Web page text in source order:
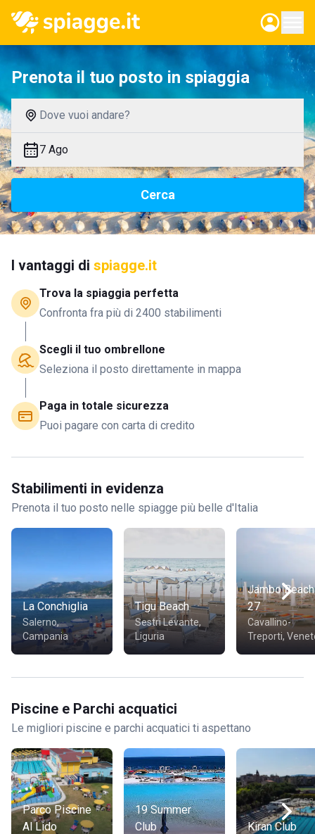
Prenota il tuo posto in spiaggia
Dove vuoi andare?
7 Ago
Cerca
I vantaggi di spiagge.it
Trova la spiaggia perfetta
Confronta fra più di 2400 stabilimenti
Scegli il tuo ombrellone
Seleziona il posto direttamente in mappa
Paga in totale sicurezza
Puoi pagare con carta di credito
Stabilimenti in evidenza
Prenota il tuo posto nelle spiagge più belle d'Italia
La Conchiglia
Salerno,
Campania
Tigu Beach
Sestri Levante,
Liguria
Jambo Beach
27
Cavallino-
Treporti,
Piscine e Parchi acquatici
Le migliori piscine e parchi acquatici ti aspettano
Parco Piscine
Al Lido
19 Summer
Club
Kiran Club